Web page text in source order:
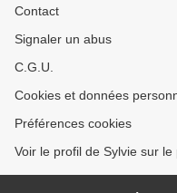
Contact
Signaler un abus
C.G.U.
Cookies et données
Préférences cookies
Voir le profil de Sylvie sur